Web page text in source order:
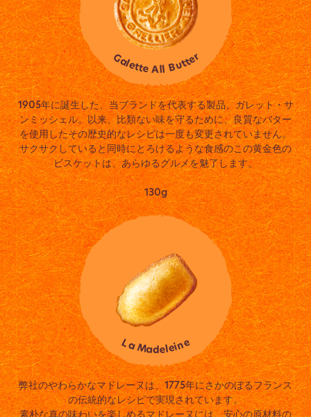
Ga
lette All But
t
e
r
1905年に誕生した、当ブランドを代表する製品、ガレット・サ
ンミッシェル。以来、比類ない味を守るために、良質なバター
を使用したその歴史的なレシピは一度も変更されていません。
サクサクしていると同時にとろけるような食感のこの黄金色の
ビスケットは、あらゆるグルメを魅了します。
130g
LaMadeleine
弊社のやわらかなマドレーヌは、1775年にさかのぼるフランス
の伝統的なレシピで実現されています。
素朴な真の味わいを楽しめるマドレーヌには、安心の原材料の